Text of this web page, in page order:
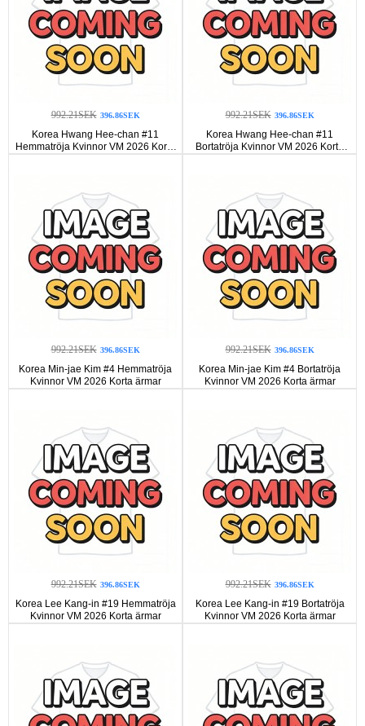
992.21SEK 396.86SEK
Korea Hwang Hee-chan #11
Hemmatröja Kvinnor VM 2026 Korta
ärmar
992.21SEK 396.86SEK
Korea Hwang Hee-chan #11
Bortatröja Kvinnor VM 2026 Korta
ärmar
992.21SEK 396.86SEK
Korea Min-jae Kim #4 Hemmatröja
Kvinnor VM 2026 Korta ärmar
992.21SEK 396.86SEK
Korea Min-jae Kim #4 Bortatröja
Kvinnor VM 2026 Korta ärmar
992.21SEK 396.86SEK
Korea Lee Kang-in #19 Hemmatröja
Kvinnor VM 2026 Korta ärmar
992.21SEK 396.86SEK
Korea Lee Kang-in #19 Bortatröja
Kvinnor VM 2026 Korta ärmar